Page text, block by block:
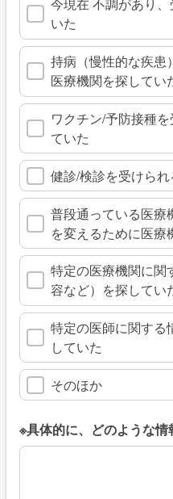
今現在 不調があり
いた
持病（慢性的な疾患
医療機関を探してい
ワクチン/予防接種
ていた
健診/検診を受けら
普段通っている医療
を変えるために医療
特定の医療機関に関
容など）を探してい
特定の医師に関する
していた
そのほか
※具体的に、どのような
※具体的に、どのような情